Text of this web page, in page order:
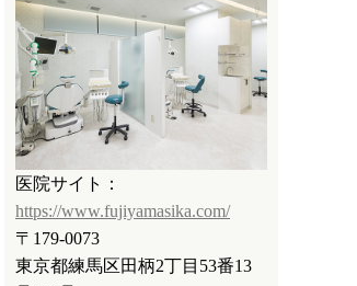
医院サイト：
https://www.fujiyamasika.com/
〒179-0073
東京都練馬区田柄2丁目53番13